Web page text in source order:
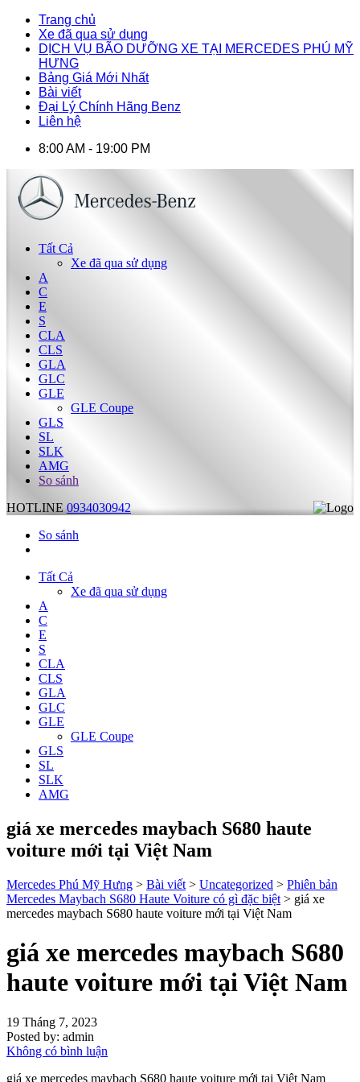
Trang chủ
Xe đã qua sử dụng
DỊCH VỤ BÃO DƯỠNG XE TẠI MERCEDES PHÚ MỸ
HƯNG
Bảng Giá Mới Nhất
Bài viết
Đại Lý Chính Hãng Benz
Liên hệ
8:00 AM - 19:00 PM
Tất Cả
Xe đã qua sử dụng
A
C
E
S
CLA
CLS
GLA
GLC
GLE
GLE Coupe
GLS
SL
SLK
AMG
So sánh
HOTLINE 0934030942
So sánh
Tất Cả
Xe đã qua sử dụng
A
C
E
S
CLA
CLS
GLA
GLC
GLE
GLE Coupe
GLS
SL
SLK
AMG
giá xe mercedes maybach S680 haute
voiture mới tại Việt Nam
Mercedes Phú Mỹ Hưng > Bài viết > Uncategorized > Phiên bản
Mercedes Maybach S680 Haute Voiture có gì đặc biệt > giá xe
mercedes maybach S680 haute voiture mới tại Việt Nam
giá xe mercedes maybach S680
haute voiture mới tại Việt Nam
19 Tháng 7, 2023
Posted by: admin
Không có bình luận
giá xe mercedes maybach S680 haute voiture mới tại Việt Nam